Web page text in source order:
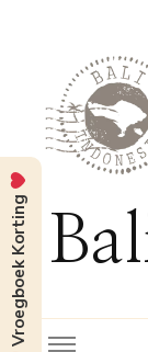
Vroegboek Korting